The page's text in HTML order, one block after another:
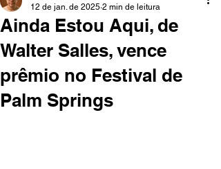
Ainda Estou Aqui, de
Walter Salles, vence
prêmio no Festival de
Palm Springs
12 de jan. de 2025 2 min de leitura